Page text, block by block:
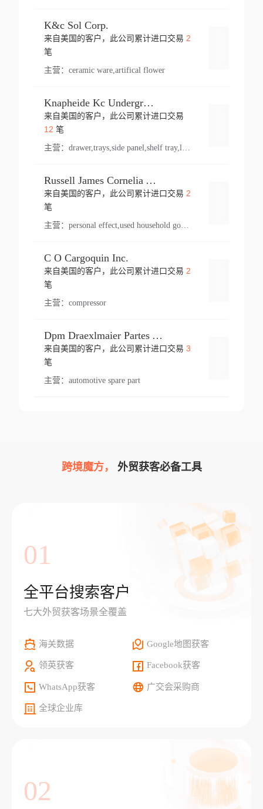
K&c Sol Corp.
来自美国的客户，此公司累计进口交易 2
笔
主营： ceramic ware,artifical flower
Knapheide Kc Underground
来自美国的客户，此公司累计进口交易
12 笔
主营：
Russell James Cornelia Arlington Va
来自美国的客户，此公司累计进口交易 2
笔
主营： personal effect,used household goods
C O Cargoquin Inc.
来自美国的客户，此公司累计进口交易 2
笔
主营： compressor
Dpm Draexlmaier Partes Automotrices Corr Ind Huejotzingo
来自美国的客户，此公司累计进口交易 3
笔
主营： automotive spare part
跨境魔方， 外贸获客必备工具
01
全平台搜索客户
七大外贸获客场景全覆盖
海关数据 Google地图获客
领英获客 Facebook获客
WhatsApp获客 广交会采购商
全球企业库
02